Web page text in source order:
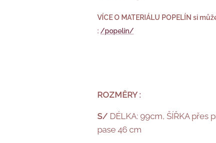
VÍCE O MATERIÁLU POPELÍN si
: /popelin/
ROZMĚRY :
S/ DÉLKA: 99cm, ŠÍŘKA přes
pase 46 cm